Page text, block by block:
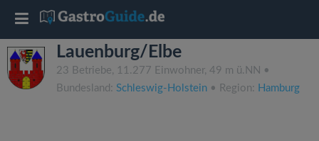
Lauenburg/Elbe
23 Betriebe, 11.277 Einwohner, 49 m ü.NN •
Bundesland: Schleswig-Holstein • Region: Hamburg
T
o
g